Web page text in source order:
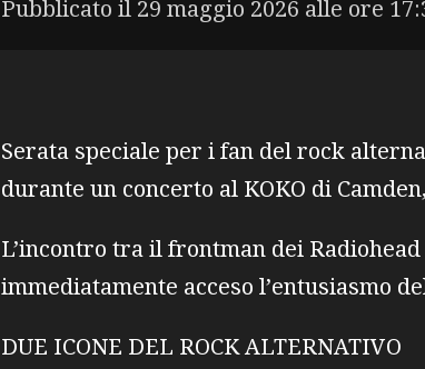
Pubblicato il 29 maggio 2026 alle ore
Serata speciale per i fan del rock
durante un concerto al KOKO di
L’incontro tra il frontman dei
immediatamente acceso l’entusiasmo
DUE ICONE DEL ROCK ALTERNATIVO